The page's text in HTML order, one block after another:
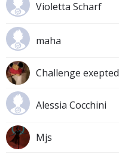
Violetta Scharf
maha
Challenge exepted
Alessia Cocchini
Mjs